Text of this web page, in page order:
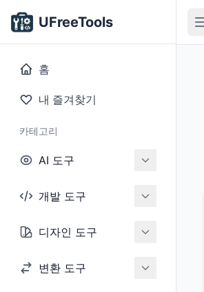
UFreeTools
홈
내 즐겨찾기
카테고리
AI 도구
개발 도구
디자인 도구
변환 도구